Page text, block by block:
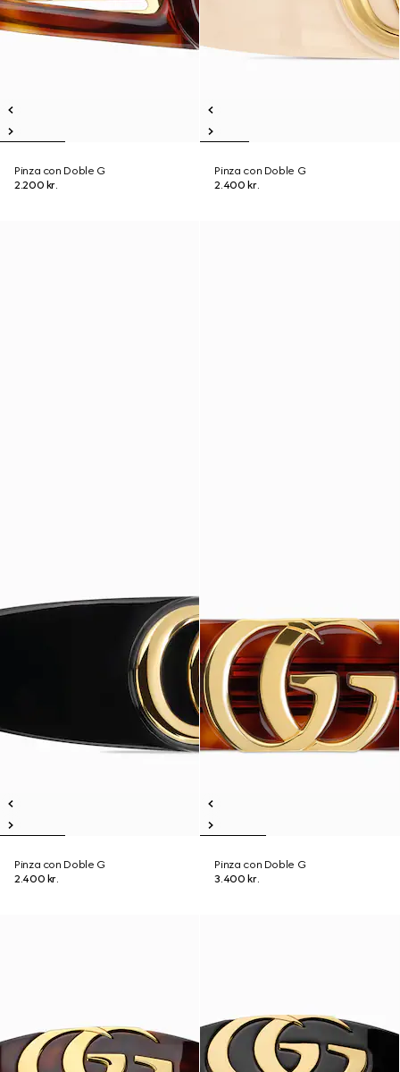
Pinza con Doble G
2.200 kr.
Pinza con Doble G
2.400 kr.
Pinza con Doble G
2.400 kr.
Pinza con Doble G
3.400 kr.